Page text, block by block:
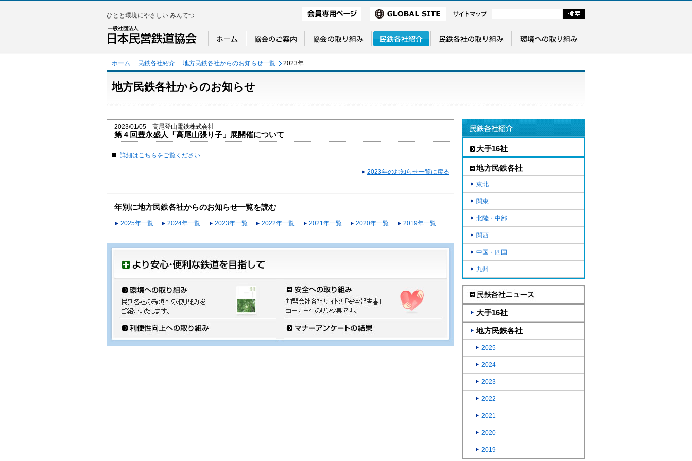
ひとと環境にやさしい みんてつ
ホーム 民鉄各社紹介 地方民鉄各社からのお知らせ一覧 2023年
地方民鉄各社からのお知らせ
2023/01/05 高尾登山電鉄株式会社
第４回豊永盛人「高尾山張り子」展開催について
詳細はこちらをご覧ください
2023年のお知らせ一覧に戻る
年別に地方民鉄各社からのお知らせ一覧を読む
2025年一覧 2024年一覧 2023年一覧 2022年一覧 2021年一覧 2020年一覧 2019年一覧
大手16社
地方民鉄各社
東北
関東
北陸・中部
関西
中国・四国
九州
大手16社
地方民鉄各社
2025
2024
2023
2022
2021
2020
2019